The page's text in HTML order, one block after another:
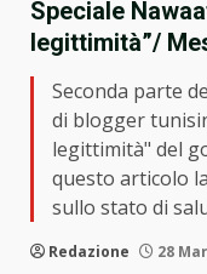
Speciale
legittimità”/
Seconda parte
di blogger
legittimità" del
questo articolo
sullo stato di
Redazione 28